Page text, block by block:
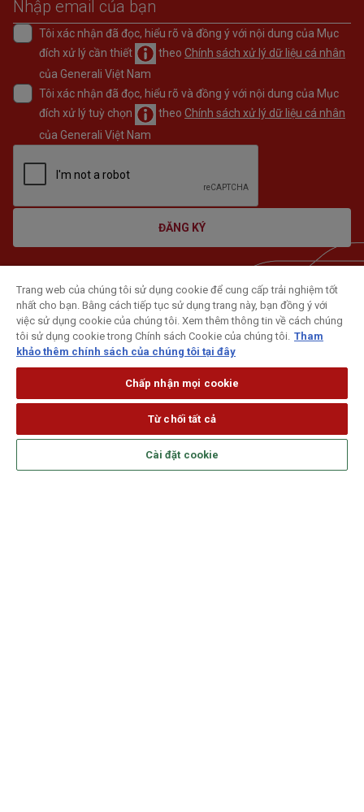
Tôi xác nhận đã đọc, hiểu rõ và đồng ý với nội dung của Mục
đích xử lý cần thiết
theo Chính sách xử lý dữ liệu cá nhân
của Generali Việt Nam
Tôi xác nhận đã đọc, hiểu rõ và đồng ý với nội dung của Mục
đích xử lý tuỳ chọn
theo Chính sách xử lý dữ liệu cá nhân
của Generali Việt Nam
ĐĂNG KÝ
Trang web của chúng tôi sử dụng cookie để cung cấp trải nghiệm tốt
nhất cho bạn. Bằng cách tiếp tục sử dụng trang này, bạn đồng ý với
việc sử dụng cookie của chúng tôi. Xem thêm thông tin về cách chúng
tôi sử dụng cookie trong Chính sách Cookie của chúng tôi. Tham
khảo thêm chính sách của chúng tôi tại đây
Chấp nhận mọi cookie
Từ chối tất cả
Cài đặt cookie